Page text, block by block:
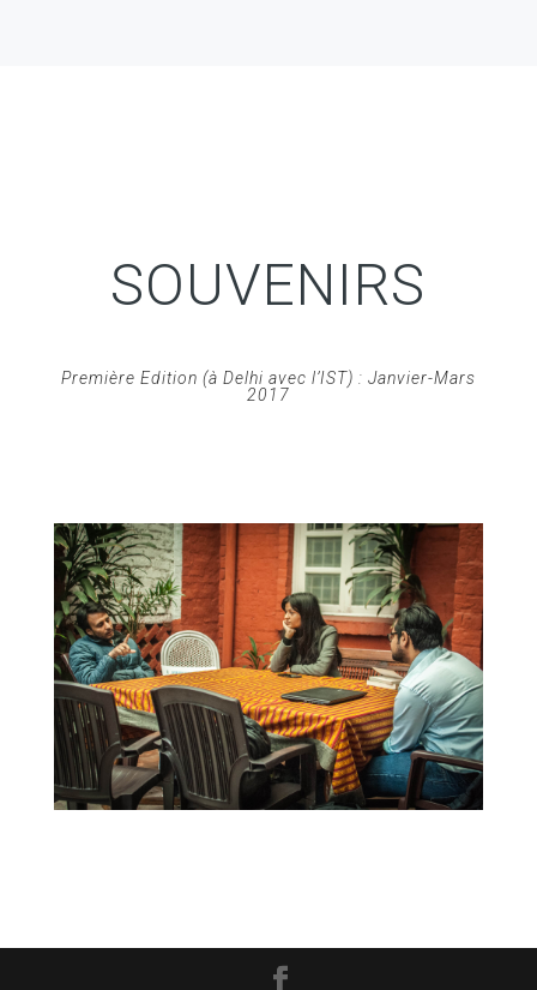
SOUVENIRS
Première Edition (à Delhi avec l’IST) : Janvier-Mars
2017